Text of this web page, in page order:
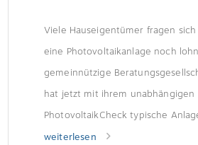
Viele Hauseigentümer fragen
eine Photovoltaikanlage noch
gemeinnützige
hat jetzt mit ihrem unabhängigen
PhotovoltaikCheck typische
durchgerechnet – und kommt zu
weiterlesen